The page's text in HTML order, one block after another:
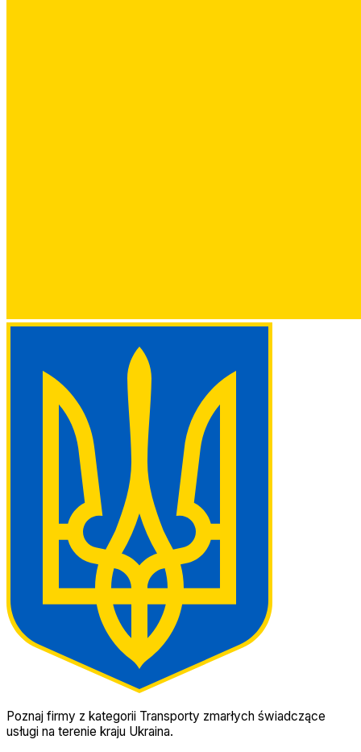
Poznaj firmy z kategorii Transporty zmarłych świadczące
usługi na terenie kraju Ukraina.